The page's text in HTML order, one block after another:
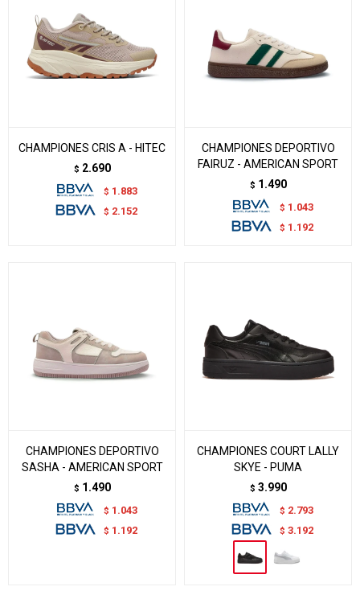
CHAMPIONES CRIS A - HITEC
$ 2.690
$ 1.883
$ 2.152
CHAMPIONES DEPORTIVO
FAIRUZ - AMERICAN SPORT
$ 1.490
$ 1.043
$ 1.192
CHAMPIONES DEPORTIVO
SASHA - AMERICAN SPORT
$ 1.490
$ 1.043
$ 1.192
CHAMPIONES COURT LALLY
SKYE - PUMA
$ 3.990
$ 2.793
$ 3.192